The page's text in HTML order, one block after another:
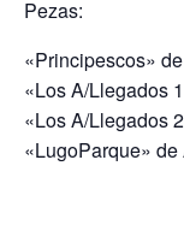
Pezas:
«Principescos»
«Los A/Llegados
«Los A/Llegados
«LugoParque»